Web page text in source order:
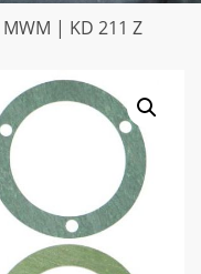
| KD 211 Z